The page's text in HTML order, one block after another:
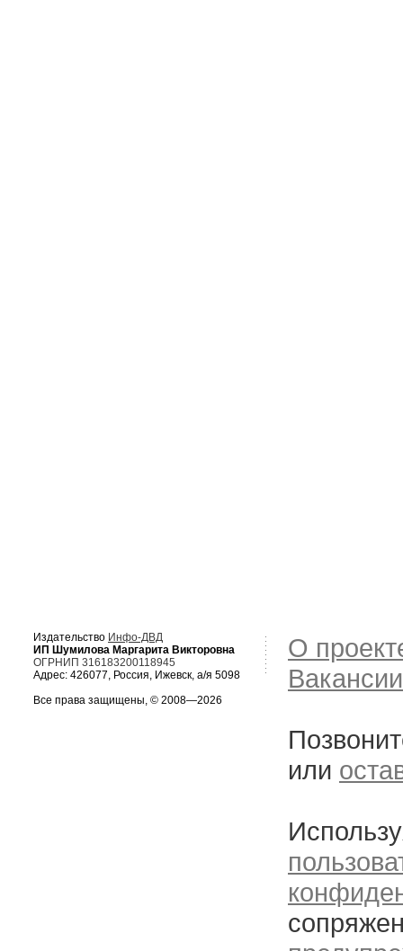
Издательство Инфо-ДВД
ИП Шумилова Маргарита Викторовна
ОГРНИП 316183200118945
Адрес: 426077, Россия, Ижевск, а/я 5098
Все права защищены, © 2008—2026
О
Вакансии
или